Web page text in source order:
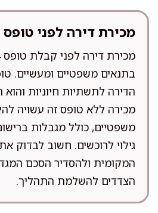
מכירת דירה לפני טופס 4
הדירה לתשתיות חיוניות והוא
מכירה ללא טופס זה עשויה
משפטיים, כולל מגבלות
גילוי לרוכשים. חשוב לבדוק
המקומית ולהסדיר הסכם
הצדדים להשלמת התהליך.